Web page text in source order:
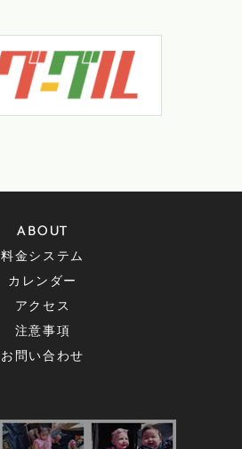
ABOUT
料金システム
カレンダー
アクセス
注意事項
お問い合わせ